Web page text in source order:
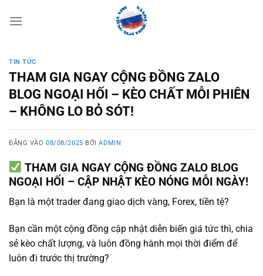
qua
TIN TỨC
THAM GIA NGAY CỘNG ĐỒNG ZALO
BLOG NGOẠI HỐI – KÈO CHẤT MỖI PHIÊN
– KHÔNG LO BỎ SÓT!
ĐĂNG VÀO08/08/2025 BỞIADMIN
THAM GIA NGAY CỘNG ĐỒNG ZALO BLOG
NGOẠI HỐI – CẬP NHẬT KÈO NÓNG MỖI NGÀY!
Bạn là một trader đang giao dịch vàng, Forex, tiền tệ?
Bạn cần một cộng đồng cập nhật diễn biến giá tức thì, chia
sẻ kèo chất lượng, và luôn đồng hành mọi thời điểm để
luôn đi trước thị trường?